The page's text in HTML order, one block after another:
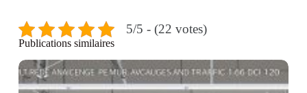
5/5 - (22 votes)
Publications similaires